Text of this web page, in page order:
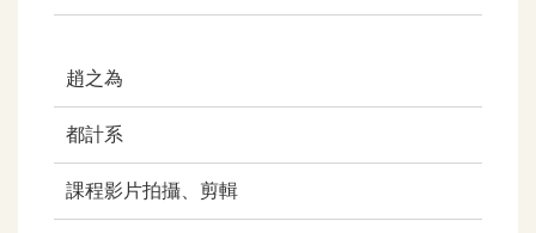
趙之為
都計系
課程影片拍攝、剪輯